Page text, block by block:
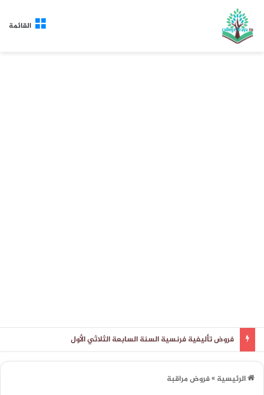
القائمة
فروض تأليفية فرنسية السنة السابعة الثلاثي الأول
الرئيسية»فروض مراقبة